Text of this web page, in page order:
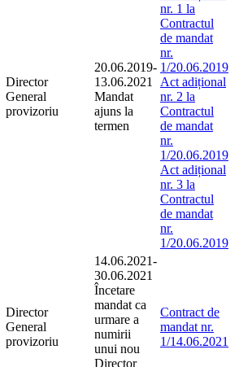
Director
General
provizoriu
20.06.2019-
13.06.2021
Mandat
ajuns la
termen
nr. 1 la
Contractul
de mandat
nr.
1/20.06.2019
Act adițional
nr. 2 la
Contractul
de mandat
nr.
1/20.06.2019
Act adițional
nr. 3 la
Contractul
de mandat
nr.
1/20.06.2019
Director
General
provizoriu
14.06.2021-
30.06.2021
Încetare
mandat ca
urmare a
numirii
unui nou
Director
Contract de
mandat nr.
1/14.06.2021